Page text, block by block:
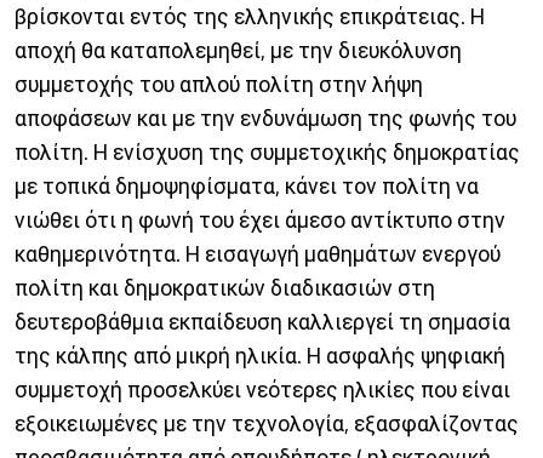
βρίσκονται εντός της ελληνικής επικράτειας. Η
αποχή θα καταπολεμηθεί, με την διευκόλυνση
συμμετοχής του απλού πολίτη στην λήψη
αποφάσεων και με την ενδυνάμωση της φωνής του
πολίτη. Η ενίσχυση της συμμετοχικής δημοκρατίας
με τοπικά δημοψηφίσματα, κάνει τον πολίτη να
νιώθει ότι η φωνή του έχει άμεσο αντίκτυπο στην
καθημερινότητα. Η εισαγωγή μαθημάτων ενεργού
πολίτη και δημοκρατικών διαδικασιών στη
δευτεροβάθμια εκπαίδευση καλλιεργεί τη σημασία
της κάλπης από μικρή ηλικία. Η ασφαλής ψηφιακή
συμμετοχή προσελκύει νεότερες ηλικίες που είναι
εξοικειωμένες με την τεχνολογία, εξασφαλίζοντας